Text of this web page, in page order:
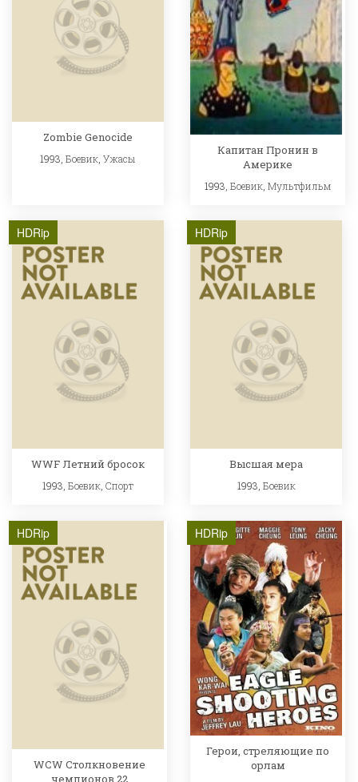
Zombie Genocide
1993,Боевик ,Ужасы
Капитан Пронин в
Америке
1993, Боевик, Мультфильм
HDRip
WWF Летний бросок
1993, Боевик, Спорт
HDRip
Высшая мера
1993, Боевик
HDRip
WCW Столкновение
чемпионов 22
HDRip
Герои, стреляющие по
орлам